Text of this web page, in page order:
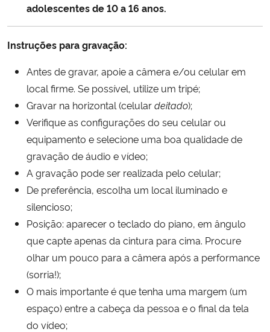
adolescentes de10 a 16 anos.
Instruções para gravação:
Antes de gravar, apoie a câmera e/ou celular em
local firme. Se possível, utilize um tripé;
Gravar na horizontal (celulardeitado);
Verifique as configurações do seu celular ou
equipamento e selecione uma boa qualidade de
gravação de áudio e vídeo;
A gravação pode ser realizada pelo celular;
De preferência, escolha um local iluminado e
silencioso;
Posição: aparecer o teclado do piano, em ângulo
que capte apenas da cintura para cima. Procure
olhar um pouco para a câmera após a performance
(sorria!);
O mais importante é que tenha uma margem (um
espaço) entre a cabeça da pessoa e o final da tela
do vídeo;